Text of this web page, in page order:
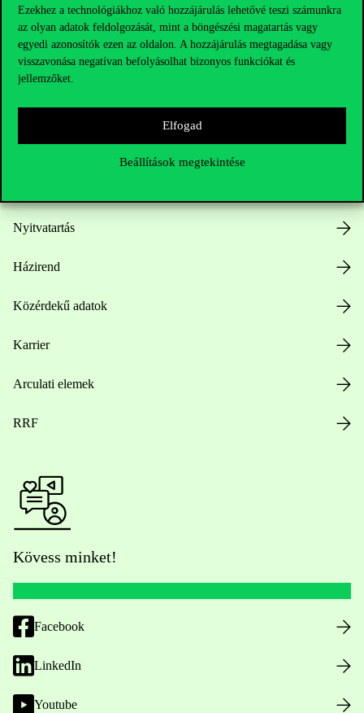
Ezekhez a technológiákhoz való hozzájárulás lehetővé teszi számunkra
az olyan adatok feldolgozását, mint a böngészési magatartás vagy
egyedi azonosítók ezen az oldalon. A hozzájárulás megtagadása vagy
visszavonása negatívan befolyásolhat bizonyos funkciókat és
jellemzőket.
Elfogad
Beállítások megtekintése
Sajtó:press@uni-corvinus.hu
Nyitvatartás
Házirend
Közérdekű adatok
Karrier
Arculati elemek
RRF
Kövess minket!
Facebook
LinkedIn
Youtube